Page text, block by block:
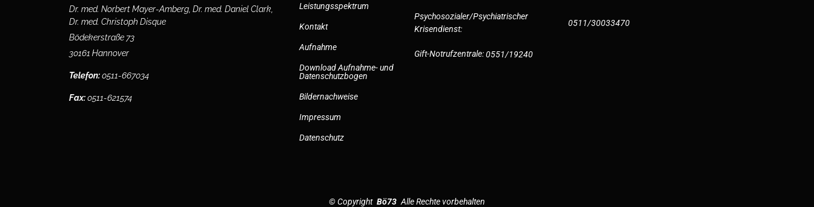
Dr. med. Norbert Mayer-Amberg, Dr. med. Daniel Clark,
Dr. med. Christoph Disque
Bödekerstraße 73
30161 Hannover
Telefon:0511-667034
Fax:0511-621574
Leistungsspektrum
Kontakt
Aufnahme
Download Aufnahme- und
Datenschutzbogen
Bildernachweise
Impressum
Datenschutz
Psychosozialer/Psychiatrischer
Krisendienst:
0511/30033470
Gift-Notrufzentrale:0551/19240
©Copyright Bö73 Alle Rechte vorbehalten